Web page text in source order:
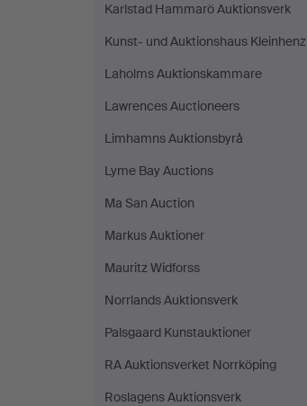
Karlstad Hammarö Auktionsverk
Kunst- und Auktionshaus Kleinhenz
Laholms Auktionskammare
Lawrences Auctioneers
Limhamns Auktionsbyrå
Lyme Bay Auctions
Ma San Auction
Markus Auktioner
Mauritz Widforss
Norrlands Auktionsverk
Palsgaard Kunstauktioner
RA Auktionsverket Norrköping
Roslagens Auktionsverk